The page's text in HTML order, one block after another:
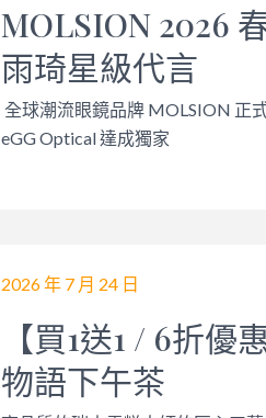
MOLSION 2026
雨琦星級代言
全球潮流眼鏡品牌 MOLSION 正
eGG Optical 達成獨家
2026 年 7 月 24 日
【買1送1 / 6折
物語下午茶